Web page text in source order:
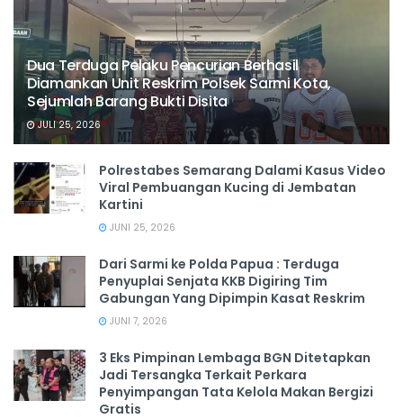
Dua Terduga Pelaku Pencurian Berhasil
Diamankan Unit Reskrim Polsek Sarmi Kota,
Sejumlah Barang Bukti Disita
JULI 25, 2026
Polrestabes Semarang Dalami Kasus Video
Viral Pembuangan Kucing di Jembatan
Kartini
JUNI 25, 2026
Dari Sarmi ke Polda Papua : Terduga
Penyuplai Senjata KKB Digiring Tim
Gabungan Yang Dipimpin Kasat Reskrim
JUNI 7, 2026
3 Eks Pimpinan Lembaga BGN Ditetapkan
Jadi Tersangka Terkait Perkara
Penyimpangan Tata Kelola Makan Bergizi
Gratis